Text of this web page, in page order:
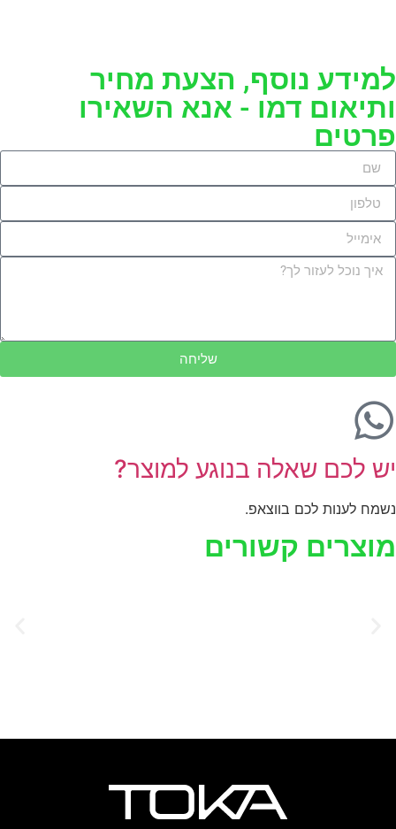
למידע נוסף, הצעת מחיר
ותיאום דמו - אנא השאירו
פרטים
שליחה
יש לכם שאלה בנוגע למוצר?
נשמח לענות לכם בווצאפ.
מוצרים קשורים